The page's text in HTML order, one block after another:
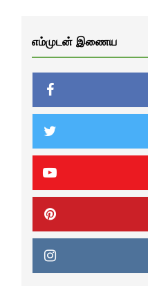
எம்முடன் இணைய